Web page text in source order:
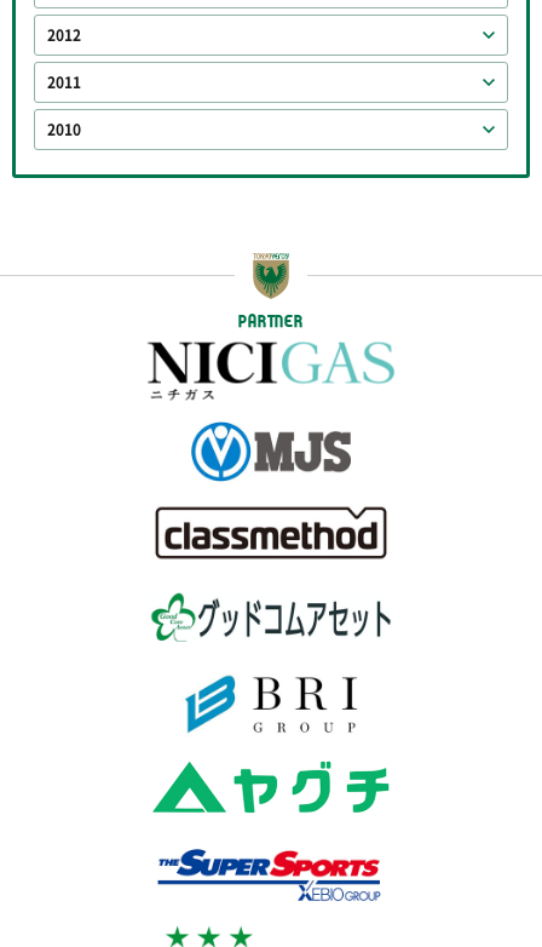
2012
2011
2010
PARTNER